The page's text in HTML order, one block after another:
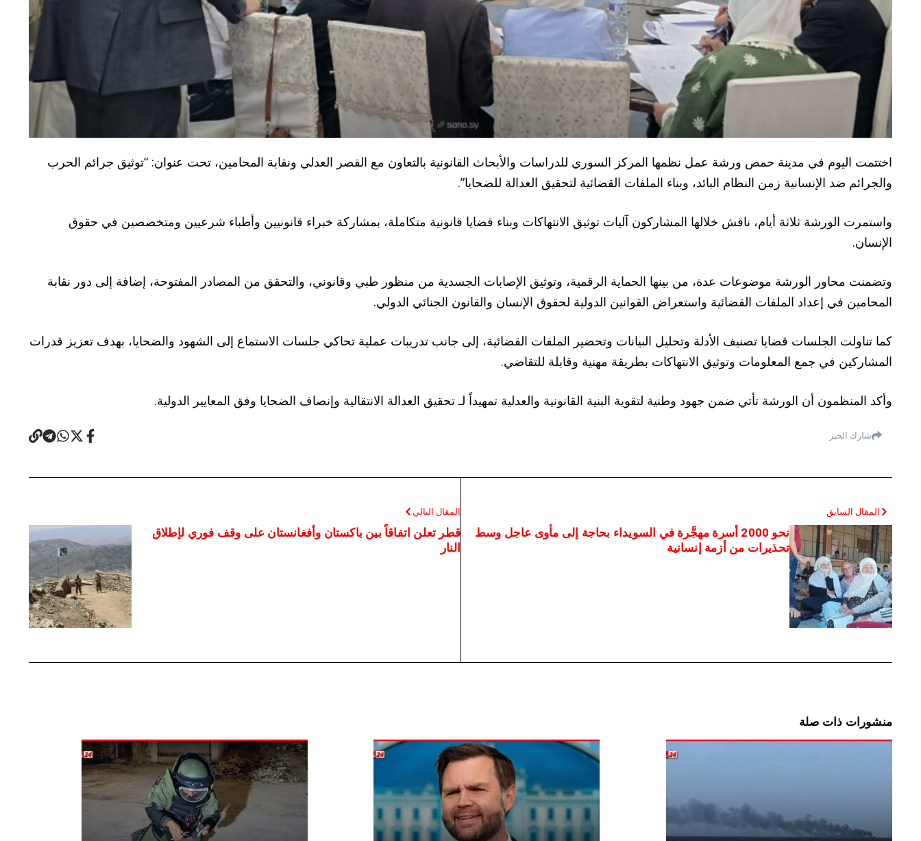
اختتمت اليوم في مدينة حمص ورشة عمل نظمها المركز السوري للدراسات والأبحاث القانونية بالتعاون مع القصر العدلي ونقابة المحامين، تحت عنوان: “توثيق جرائم الحرب
والجرائم ضد الإنسانية زمن النظام البائد، وبناء الملفات القضائية لتحقيق العدالة للضحايا”.
واستمرت الورشة ثلاثة أيام، ناقش خلالها المشاركون آليات توثيق الانتهاكات وبناء قضايا قانونية متكاملة، بمشاركة خبراء قانونيين وأطباء شرعيين ومتخصصين في حقوق
الإنسان.
وتضمنت محاور الورشة موضوعات عدة، من بينها الحماية الرقمية، وتوثيق الإصابات الجسدية من منظور طبي وقانوني، والتحقق من المصادر المفتوحة، إضافة إلى دور نقابة
المحامين في إعداد الملفات القضائية واستعراض القوانين الدولية لحقوق الإنسان والقانون الجنائي الدولي.
كما تناولت الجلسات قضايا تصنيف الأدلة وتحليل البيانات وتحضير الملفات القضائية، إلى جانب تدريبات عملية تحاكي جلسات الاستماع إلى الشهود والضحايا، بهدف تعزيز قدرات
المشاركين في جمع المعلومات وتوثيق الانتهاكات بطريقة مهنية وقابلة للتقاضي.
وأكد المنظمون أن الورشة تأتي ضمن جهود وطنية لتقوية البنية القانونية والعدلية تمهيداً لـ تحقيق العدالة الانتقالية وإنصاف الضحايا وفق المعايير الدولية.
شارك الخبر
المقال السابق
نحو 2000 أسرة مهجَّرة في السويداء بحاجة إلى مأوى عاجل وسط
تحذيرات من أزمة إنسانية
المقال التالي
قطر تعلن اتفاقاً بين باكستان وأفغانستان على وقف فوري لإطلاق
النار
منشورات ذات صلة